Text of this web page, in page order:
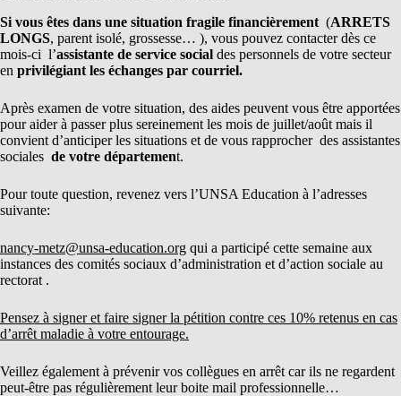
Si vous êtes dans une situation fragile financièrement (ARRETS
LONGS, parent isolé, grossesse… ), vous pouvez contacter dès ce
mois-ci l’assistante de service social des personnels de votre secteur
en privilégiant les échanges par courriel.
Après examen de votre situation, des aides peuvent vous être apportées
pour aider à passer plus sereinement les mois de juillet/août mais il
convient d’anticiper les situations et de vous rapprocher des assistantes
sociales de votre département.
Pour toute question, revenez vers l’UNSA Education à l’adresses
suivante:
nancy-metz@unsa-education.org qui a participé cette semaine aux
instances des comités sociaux d’administration et d’action sociale au
rectorat .
Pensez à signer et faire signerla pétition contre ces 10% retenus en cas
d’arrêt maladie à votre entourage.
Veillez également à prévenir vos collègues en arrêt car ils ne regardent
peut-être pas régulièrement leur boite mail professionnelle…